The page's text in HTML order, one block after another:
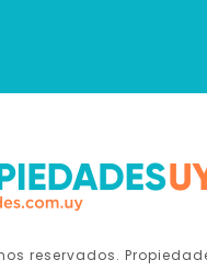
reservados.